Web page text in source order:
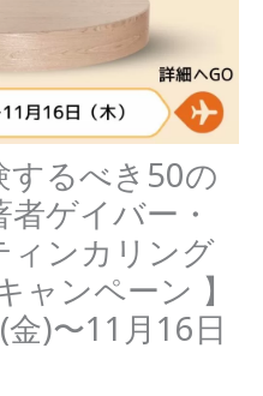
するべき50の
ゲイバー・
ィンカリング
ャンペーン 】
)〜11月16日